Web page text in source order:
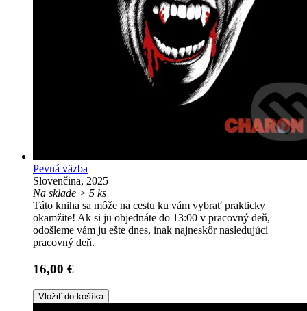
Pevná väzba
Slovenčina, 2025
Na sklade > 5 ks
Táto kniha sa môže na cestu ku vám vybrať prakticky
okamžite! Ak si ju objednáte do 13:00 v pracovný deň,
odošleme vám ju ešte dnes, inak najneskôr nasledujúci
pracovný deň.
16,00 €
Vložiť do košíka